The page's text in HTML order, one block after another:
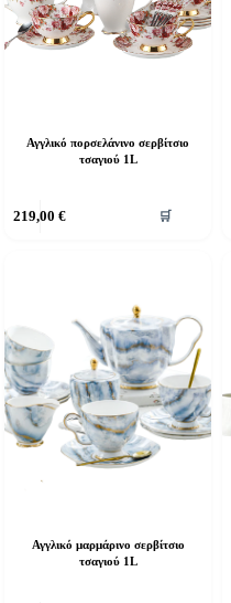
Αγγλικό πορσελάνινο σερβίτσιο
τσαγιού 1L
219,00€ 🛒
Αγγλικό μαρμάρινο σερβίτσιο
τσαγιού 1L